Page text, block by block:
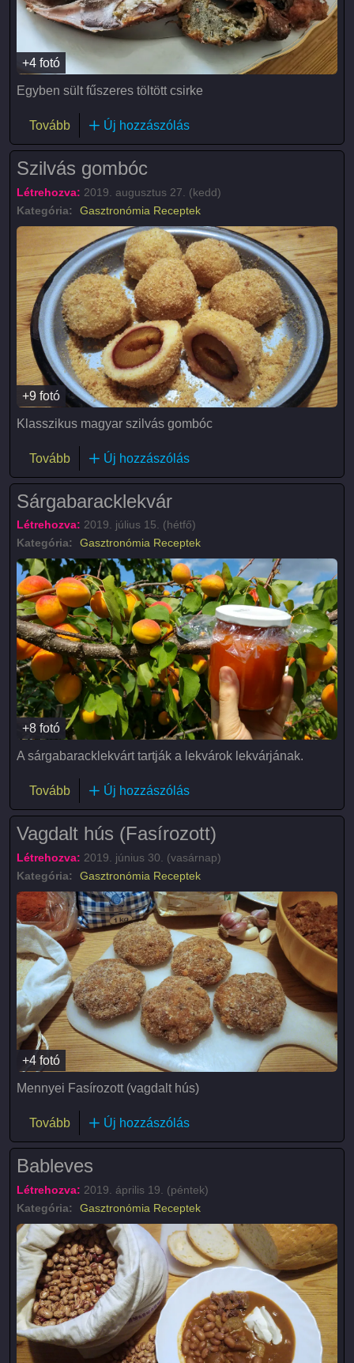
+4 fotó
Egyben sült fűszeres töltött csirke
Tovább(Töltött csirke)
Új hozzászólás
Szilvás gombóc
Létrehozva: 2019. augusztus 27. (kedd)
Kategória:
Gasztronómia Receptek
+9 fotó
Klasszikus magyar szilvás gombóc
Tovább(Szilvás gombóc)
Új hozzászólás
Sárgabaracklekvár
Létrehozva: 2019. július 15. (hétfő)
Kategória:
Gasztronómia Receptek
+8 fotó
A sárgabaracklekvárt tartják a lekvárok lekvárjának.
Tovább(Sárgabaracklekvár)
Új hozzászólás
Vagdalt hús (Fasírozott)
Létrehozva: 2019. június 30. (vasárnap)
Kategória:
Gasztronómia Receptek
+4 fotó
Mennyei Fasírozott (vagdalt hús)
Tovább(Vagdalt hús (Fasírozott))
Új hozzászólás
Bableves
Létrehozva: 2019. április 19. (péntek)
Kategória:
Gasztronómia Receptek